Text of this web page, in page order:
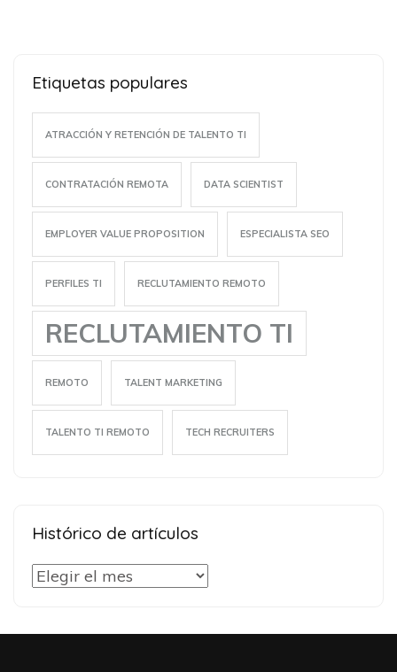
Etiquetas populares
ATRACCIÓN Y RETENCIÓN DE TALENTO TI
CONTRATACIÓN REMOTA DATA SCIENTIST
EMPLOYER VALUE PROPOSITION ESPECIALISTA SEO
PERFILES TI RECLUTAMIENTO REMOTO
RECLUTAMIENTO TI
REMOTO TALENT MARKETING
TALENTO TI REMOTO TECH RECRUITERS
Histórico de artículos
Histórico